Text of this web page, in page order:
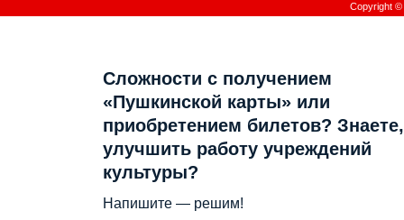
Copyright
Сложности с получением
«Пушкинской карты» или
приобретением билетов?
улучшить работу учреждений
культуры?
Напишите — решим!